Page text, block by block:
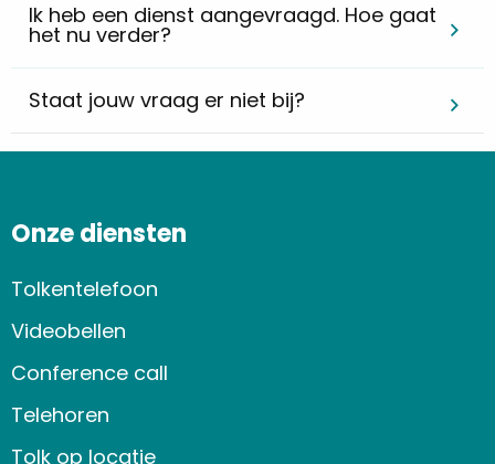
Ik heb een dienst aangevraagd. Hoe gaat
het nu verder?
Staat jouw vraag er niet bij?
Onze diensten
Tolkentelefoon
Videobellen
Conference call
Telehoren
Tolk op locatie